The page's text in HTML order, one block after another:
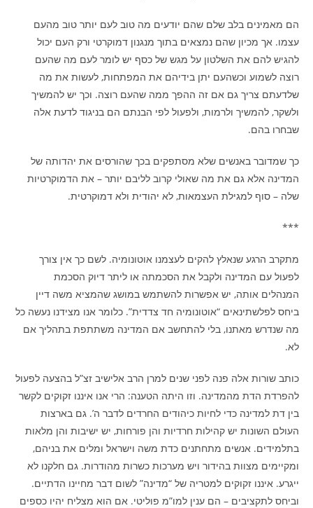
הם מאמינים בלב שלם שהם יודעים מה טוב לעם יותר טוב מהעם
עצמו. אך מכיון שהם נמצאים בתוך מנגנון דמוקרטי ורק העם יכול
להגיש להם את השלטון על מגש של כסף יש לומר לעם מה שהעם
רוצה לשמוע וכשהעם יתן בידיהם את המפתחות, לעשות את מה
שלדעתם צריך גם אם זה ההפך ממה שהעם רוצה. וכך יש להמשיך
ולשקר, להמשיך ולרמות, ולפעול לפי הבנתם הם בניגוד לדעת אלה
שבחרו בהם.
כך שמדובר באנשים שלא מסתפקים בכך שהורסים את יהדותה של
המדינה אלא גם את מה שאולי קרוב לליבם יותר – את הדמוקרטיות
שלה – סוף למגילת העצמאות, לא יהודית ולא דמוקרטית.
***
מתקרב הרגע שנאלץ להקים לעצמנו אוטונומיה. לשם כך אין צורך
לפעול עם המדינה ולקבל את הסכמתה או ליתר דיוק הסכמת
המנהלים אותה, יש אפשרות להשתמש במושג שהמציא משה דיין
ביחס לפלשתינאים “אוטונומיה חד צדדית”. כלומר אנו מצידנו נעשה כל
מה שנדרש מאתנו, בלי להתחשב אם המדינה משתתפת בתהליך אם
לא.
כותב שורות אלה פנה לפני שנים למרן הרב אלישיב זצ”ל בהצעה לפעול
להפרדת הדת מהמדינה. וזו היתה הטענה: הרי אנו איננו זקוקים לקשר
בין דת למדינה כדי לחיות כיהודים החרדים לדבר ה’. גם בארצות
העולם השונות יש קהילות חרדיות והן פורחות, יש ישיבות והן מלאות
בתלמידים. אנשים מתחתנים כדת משה וישראל ומלים את בניהם,
ומקיימים מצוות בהידור ויש מערכות כשרות מהודרות. גם חלקנו לא
ייגרע. איננו זקוקים למטריה של “מדינה” לשום דבר מחיינו הדתיים.
וביחס לתקציבים – הם ענין למו”מ פוליטי. אם הוא מצליח יהיו כספים